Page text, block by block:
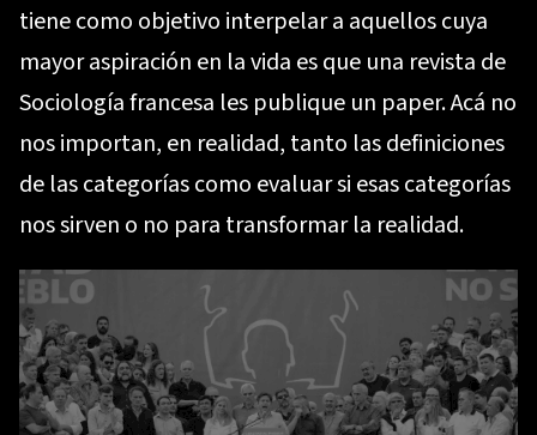
tiene como objetivo interpelar a aquellos cuya
mayor aspiración en la vida es que una revista de
Sociología francesa les publique un paper. Acá no
nos importan, en realidad, tanto las definiciones
de las categorías como evaluar si esas categorías
nos sirven o no para transformar la realidad.